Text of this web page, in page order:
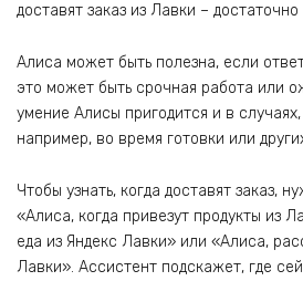
доставят заказ из Лавки –
Алиса может быть полезна, если
это может быть срочная работа или
умение Алисы пригодится и в случаях,
например, во время готовки или
Чтобы узнать, когда доставят заказ,
«Алиса, когда привезут продукты из
еда из Яндекс Лавки» или «Алиса,
Лавки». Ассистент подскажет, где